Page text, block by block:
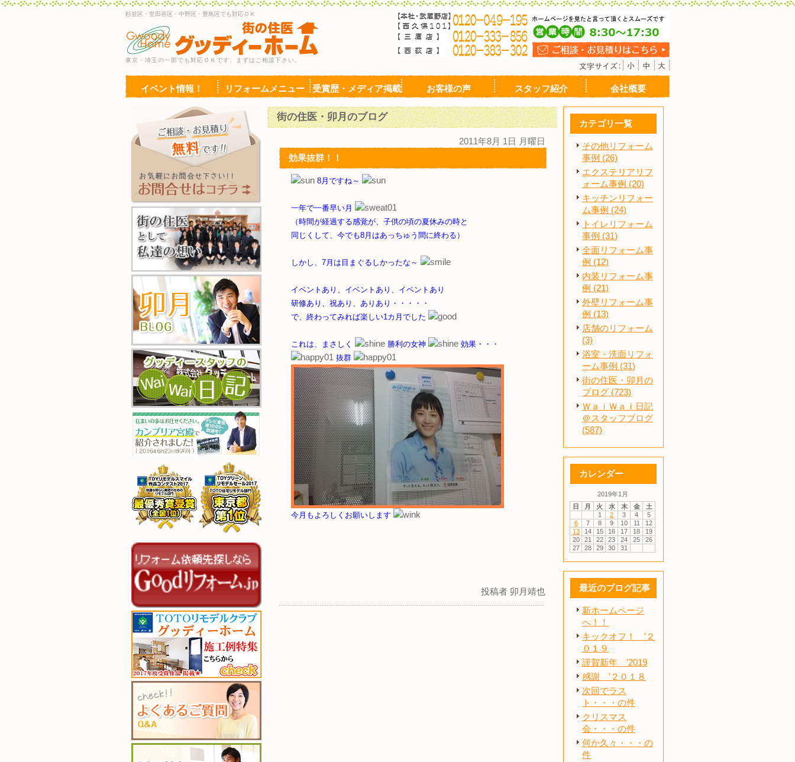
杉並区・世田谷区・中野区・豊島区でも対応ＯＫ
東京・埼玉の一部でも対応ＯＫです、まずはご相談下さい。
イベント情報！ リフォームメニュー 受賞歴・メディア掲載 お客様の声 スタッフ紹介 会社概要
街の住医・卯月のブログ
2011年8月 1日 月曜日
効果抜群！！
8月ですね～
一年で一番早い月
（時間が経過する感覚が、子供の頃の夏休みの時と
同じくして、今でも8月はあっちゅう間に終わる）
しかし、7月は目まぐるしかったな～
イベントあり、イベントあり、イベントあり
研修あり、祝あり、ありあり・・・・・
で、終わってみれば楽しい1カ月でした
これは、まさしく 勝利の女神
効果・・・
抜群
今月もよろしくお願いします
投稿者 卯月靖也
カテゴリ一覧
その他リフォーム
事例 (26)
エクステリアリフ
ォーム事例 (20)
キッチンリフォー
ム事例 (24)
トイレリフォーム
事例 (31)
全面リフォーム事
例 (12)
内装リフォーム事
例 (21)
外壁リフォーム事
例 (13)
店舗のリフォーム
(3)
浴室・洗面リフォ
ーム事例 (31)
街の住医・卯月の
ブログ (723)
ＷａｉＷａｉ日記
＠スタッフブログ
(587)
カレンダー
2019年1月
日
月 火 水 木 金
土
1
2 3 4
5
6
7 8 9 10 11
12
13
14 15 16 17 18
19
20
21 22 23 24 25
26
27
28 29 30 31
最近のブログ記事
新ホームページ
へ！！
キックオフ！ '２
０１９
謹賀新年 '2019
感謝 '２０１８
次回でラス
ト・・・の件
クリスマス
会・・・の件
何か久々・・・の
件